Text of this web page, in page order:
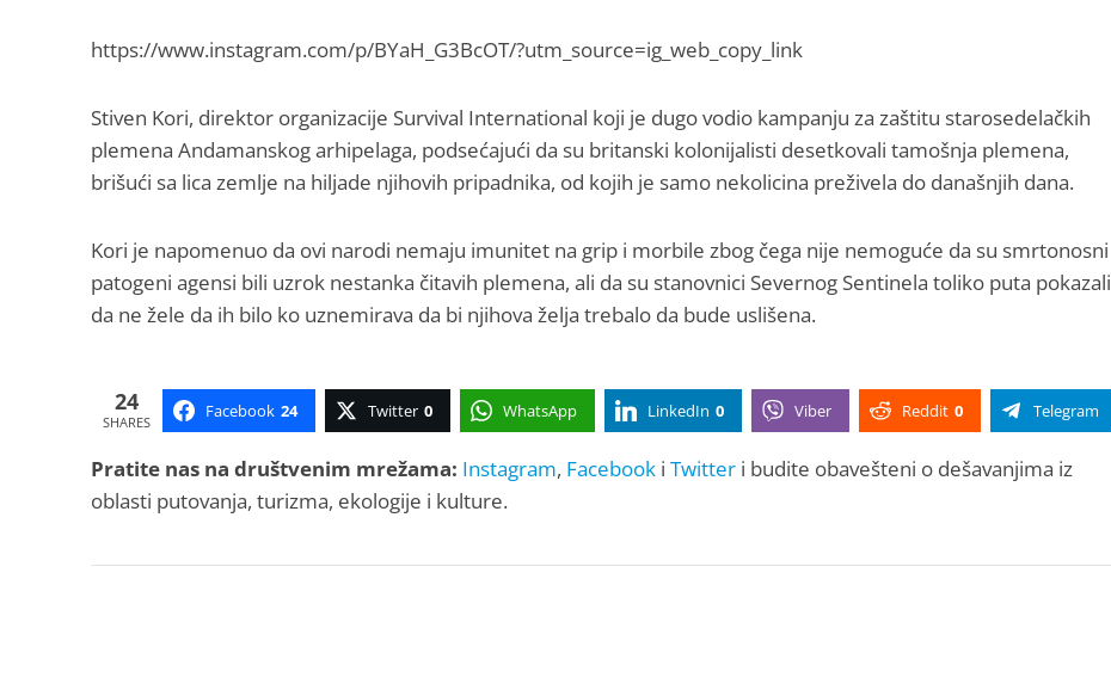
https://www.instagram.com/p/BYaH_G3BcOT/?utm_source=ig_web_copy_link
Stiven Kori, direktor organizacije Survival International koji je dugo vodio kampanju za zaštitu starosedelačkih
plemena Andamanskog arhipelaga, podsećajući da su britanski kolonijalisti desetkovali tamošnja plemena,
brišući sa lica zemlje na hiljade njihovih pripadnika, od kojih je samo nekolicina preživela do današnjih dana.
Kori je napomenuo da ovi narodi nemaju imunitet na grip i morbile zbog čega nije nemoguće da su smrtonosni
patogeni agensi bili uzrok nestanka čitavih plemena, ali da su stanovnici Severnog Sentinela toliko puta pokazali
da ne žele da ih bilo ko uznemirava da bi njihova želja trebalo da bude uslišena.
24
SHARES
Facebook 24 Twitter 0 WhatsApp LinkedIn 0 Viber Reddit 0 Telegram
Pratite nas na društvenim mrežama: Instagram, Facebooki Twitteri budite obavešteni o dešavanjima iz
oblasti putovanja, turizma, ekologije i kulture.